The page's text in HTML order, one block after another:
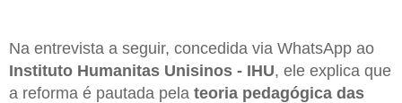
Na entrevista a seguir, concedida via WhatsApp ao
Instituto Humanitas Unisinos - IHU, ele explica que
a reforma é pautada pela teoria pedagógica das